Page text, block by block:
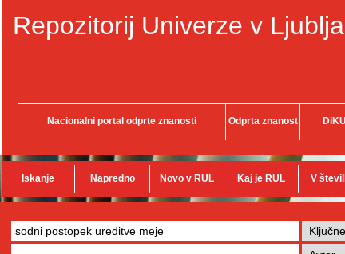
Repozitorij Univerze v
Nacionalni portal odprte znanosti Odprta znanost
Iskanje Napredno Novo v RUL Kaj je RUL V